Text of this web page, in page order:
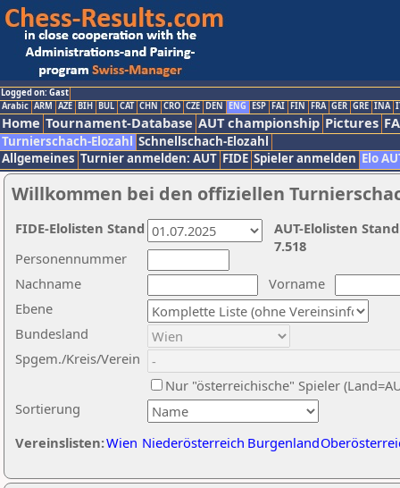
Logged on: Gast
Arabic ARM AZE BIH BUL CAT CHN CRO CZE DEN ENG ESP FAI FIN FRA GER GRE INA
Home Tournament-Database AUT championship Pictures
Turnierschach-Elozahl Schnellschach-Elozahl
Allgemeines Turnier anmelden: AUT FIDE Spieler anmelden Elo
Willkommen bei den offiziellen
Nachname
Vorname
Ebene
Sortierung
Personennummer
Bundesland
Spgem./Kreis/Verein
Nur "österreichische" Spieler
Vereinslisten:Wien Niederösterreich Burgenland
AUT-Elolisten
7.518
FIDE-Elolisten Stand